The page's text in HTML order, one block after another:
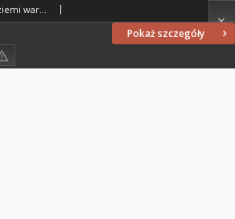
Pokaż szczegóły
Życie Olsztyńskie : pismo ziemi warmińsko-mazurskiej, 1951, nr 32